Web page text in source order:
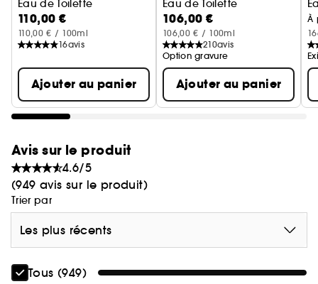
Eau de Toilette
110,00 €
110,00 € / 100ml
16avis
Ajouter au panier
Eau de Toilette
106,00 €
106,00 € / 100ml
210avis
Option gravure
Ajouter au panier
À
Avis sur le produit
4.6/5
(949 avis sur le produit)
Trier par
Les plus récents
Tous (949)